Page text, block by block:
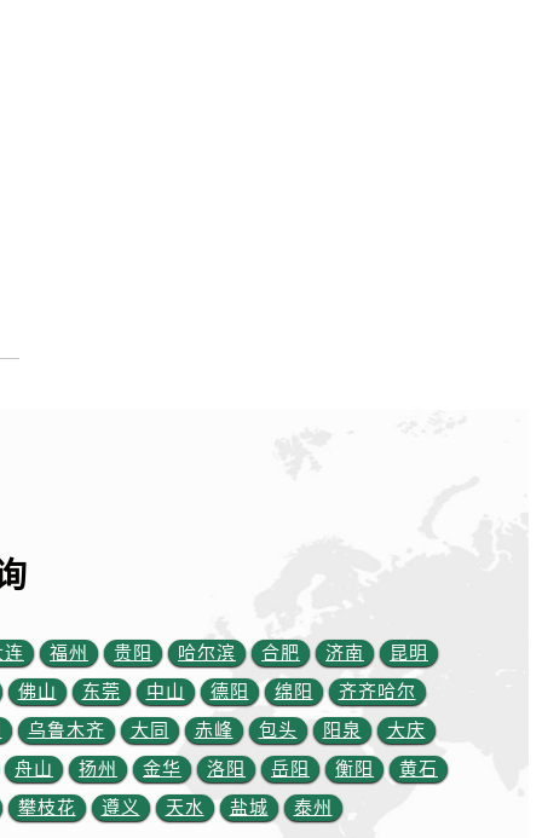
连 福州 贵阳 哈尔滨 合肥 济南
昆明
佛山 东莞 中山 德阳 绵阳
齐齐哈尔
乌鲁木齐 大同 赤峰 包头 阳泉
大庆
舟山 扬州 金华 洛阳 岳阳 衡阳
黄石
攀枝花 遵义 天水 盐城 泰州